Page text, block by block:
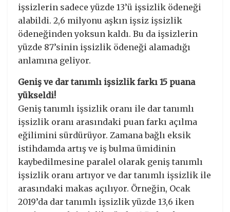
işsizlerin sadece yüzde 13’ü işsizlik ödeneği
alabildi. 2,6 milyonu aşkın işsiz işsizlik
ödeneğinden yoksun kaldı. Bu da işsizlerin
yüzde 87’sinin işsizlik ödeneği alamadığı
anlamına geliyor.
Geniş ve dar tanımlı işsizlik farkı 15 puana
yükseldi!
Geniş tanımlı işsizlik oranı ile dar tanımlı
işsizlik oranı arasındaki puan farkı açılma
eğilimini sürdürüyor. Zamana bağlı eksik
istihdamda artış ve iş bulma ümidinin
kaybedilmesine paralel olarak geniş tanımlı
işsizlik oranı artıyor ve dar tanımlı işsizlik ile
arasındaki makas açılıyor. Örneğin, Ocak
2019’da dar tanımlı işsizlik yüzde 13,6 iken